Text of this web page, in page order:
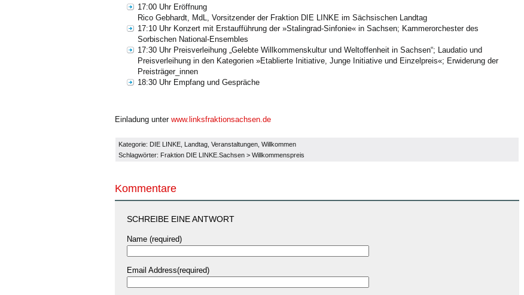
17:00 Uhr Eröffnung
Rico Gebhardt, MdL, Vorsitzender der Fraktion DIE LINKE im Sächsischen Landtag
17:10 Uhr Konzert mit Erstaufführung der »Stalingrad-Sinfonie« in Sachsen; Kammerorchester des
Sorbischen National-Ensembles
17:30 Uhr Preisverleihung „Gelebte Willkommenskultur und Weltoffenheit in Sachsen“; Laudatio und
Preisverleihung in den Kategorien »Etablierte Initiative, Junge Initiative und Einzelpreis«; Erwiderung der
Preisträger_innen
18:30 Uhr Empfang und Gespräche
Einladung unter www.linksfraktionsachsen.de
Kategorie: DIE LINKE Landtag Veranstaltungen Willkommen
Schlagwörter: Fraktion DIE LINKE.Sachsen > Willkommenspreis
Kommentare
SCHREIBE EINE ANTWORT
Name (required)
Email Address(required)